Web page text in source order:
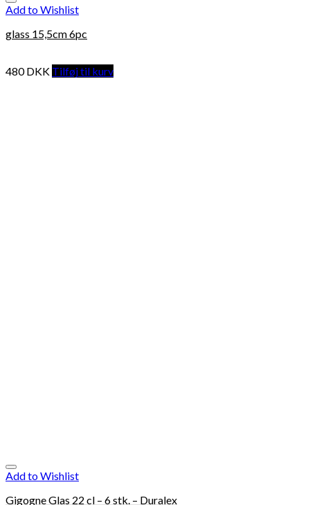
Add to Wishlist
glass 15,5cm 6pc
480DKK Tilføj til kurv
Add to Wishlist
Gigogne Glas 22 cl – 6 stk. – Duralex